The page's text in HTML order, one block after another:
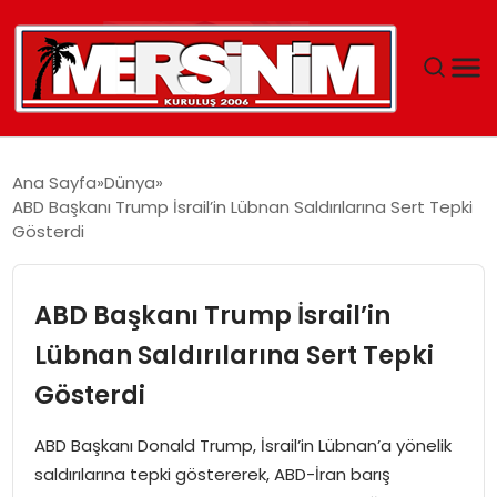
YAŞAM
EĞITIM
SPOR
Ana Sayfa Dünya
ABD Başkanı Trump İsrail’in Lübnan Saldırılarına Sert Tepki
Gösterdi
ABD Başkanı Trump İsrail’in
Lübnan Saldırılarına Sert Tepki
Gösterdi
ABD Başkanı Donald Trump, İsrail’in Lübnan’a yönelik
saldırılarına tepki göstererek, ABD-İran barış